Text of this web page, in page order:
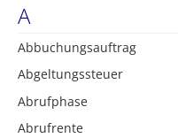
A
Abbuchungsauftrag
Abgeltungssteuer
Abrufphase
Abrufrente